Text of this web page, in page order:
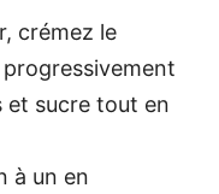
crémez le
et sucre tout en
à un en